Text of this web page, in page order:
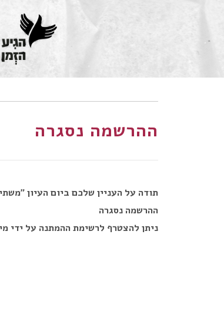
ההרשמה נסגרה
תודה על העניין שלכם ביום העיון
ההרשמה נסגרה
ניתן להצטרף לרשימת ההמתנה על ידי